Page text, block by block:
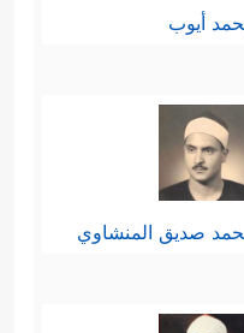
أيوب
صديق المنشاوي